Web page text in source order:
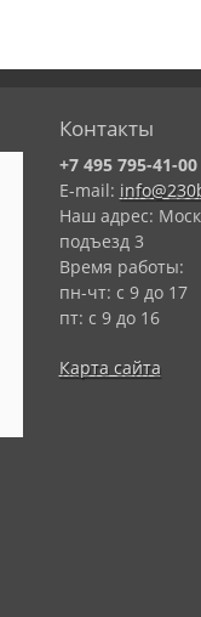
Контакты
+7 495 795-41-00
E-mail:
Наш адрес:
подъезд 3
Время работы:
пн-чт: с 9 до 17
пт: с 9 до 16
Карта сайта